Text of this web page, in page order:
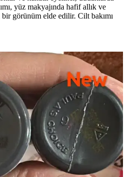
yüz makyajında hafif allık ve
bir görünüm elde edilir. Cilt bakımı